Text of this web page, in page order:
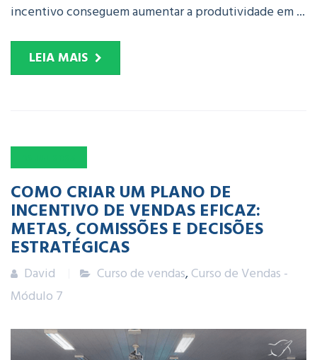
incentivo conseguem aumentar a produtividade em ...
LEIA MAIS
COMO CRIAR UM PLANO DE
INCENTIVO DE VENDAS EFICAZ:
METAS, COMISSÕES E DECISÕES
ESTRATÉGICAS
David Curso de vendas,Curso de Vendas -
Módulo 7